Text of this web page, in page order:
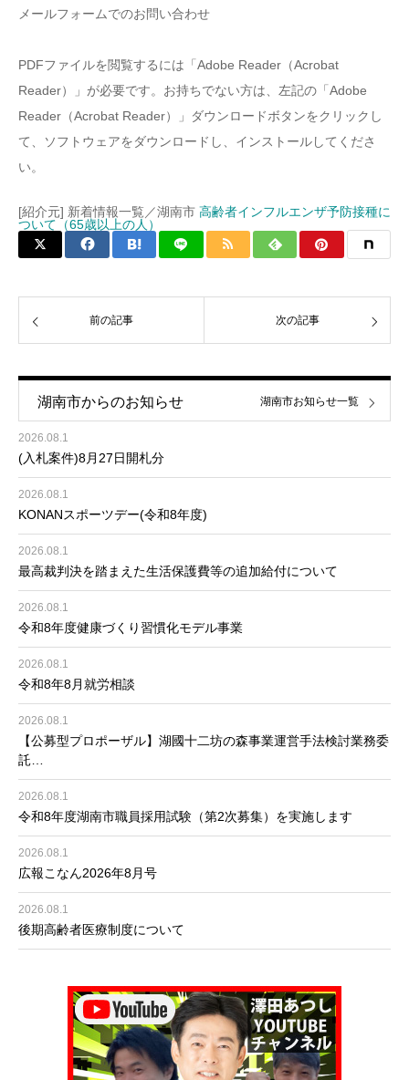
メールフォームでのお問い合わせ
PDFファイルを閲覧するには「Adobe Reader（Acrobat
Reader）」が必要です。お持ちでない方は、左記の「Adobe
Reader（Acrobat Reader）」ダウンロードボタンをクリックし
て、ソフトウェアをダウンロードし、インストールしてくださ
い。
[紹介元] 新着情報一覧／湖南市 高齢者インフルエンザ予防接種に
ついて（65歳以上の人）
前の記事 次の記事
湖南市からのお知らせ
2026.08.1
(入札案件)8月27日開札分
2026.08.1
KONANスポーツデー(令和8年度)
2026.08.1
最高裁判決を踏まえた生活保護費等の追加給付について
2026.08.1
令和8年度健康づくり習慣化モデル事業
2026.08.1
令和8年8月就労相談
2026.08.1
【公募型プロポーザル】湖國十二坊の森事業運営手法検討業務委
託…
2026.08.1
令和8年度湖南市職員採用試験（第2次募集）を実施します
2026.08.1
広報こなん2026年8月号
2026.08.1
後期高齢者医療制度について
湖南市お知らせ一覧